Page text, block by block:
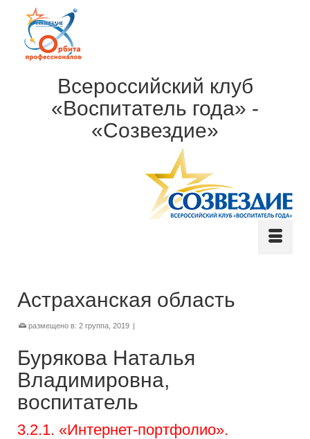
Всероссийский клуб
«Воспитатель года» -
«Созвездие»
Астраханская область
размещено в: 2 группа 2019 |
Бурякова Наталья
Владимировна,
воспитатель
3.2.1. «Интернет-портфолио».